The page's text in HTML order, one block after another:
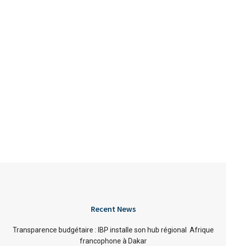
Recent News
Transparence budgétaire : IBP installe son hub régional Afrique
francophone à Dakar